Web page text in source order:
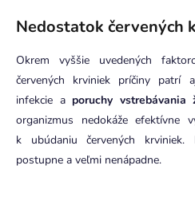
Nedostatok červených
Okrem vyššie uvedených
červených krviniek príčiny patrí
infekcie a poruchy vstrebávania
organizmus nedokáže efektívne
k ubúdaniu červených krviniek.
postupne a veľmi nenápadne.